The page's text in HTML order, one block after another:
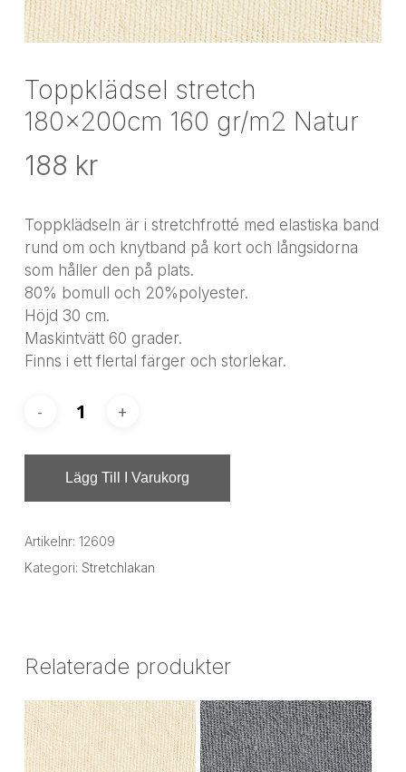
Toppklädsel stretch
180x200cm 160 gr/m2 Natur
188 kr
Toppklädseln är i stretchfrotté med elastiska band
rund om och knytband på kort och långsidorna
som håller den på plats.
80% bomull och 20%polyester.
Höjd 30 cm.
Maskintvätt 60 grader.
Finns i ett flertal färger och storlekar.
Lägg Till I Varukorg
Artikelnr: 12609
Kategori: Stretchlakan
Relaterade produkter